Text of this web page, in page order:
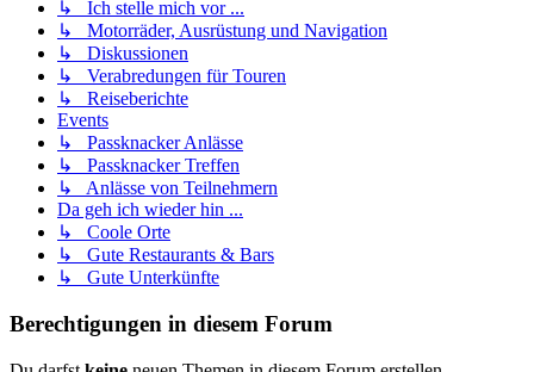
↳ Ich stelle mich vor ...
↳ Motorräder, Ausrüstung und Navigation
↳ Diskussionen
↳ Verabredungen für Touren
↳ Reiseberichte
Events
↳ Passknacker Anlässe
↳ Passknacker Treffen
↳ Anlässe von Teilnehmern
Da geh ich wieder hin ...
↳ Coole Orte
↳ Gute Restaurants & Bars
↳ Gute Unterkünfte
Berechtigungen in diesem Forum